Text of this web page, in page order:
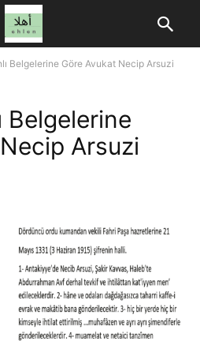
Belgelerine Göre Avukat Necip Arsuzi
Belgelerine
Arsuzi